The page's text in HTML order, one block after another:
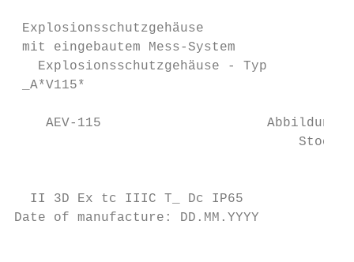
Explosionsschutzgehäuse
mit eingebautem Mess-System
   Explosionsschutzgehäuse - Typ
_A*V115*
AEV-115
Stock
  II 3D Ex tc IIIC T_ Dc IP65
Date of manufacture: DD.MM.YYYY